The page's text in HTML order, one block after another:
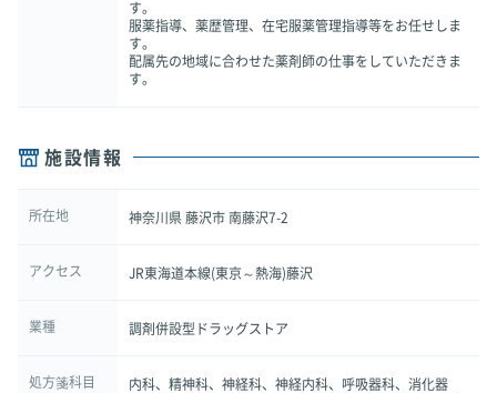
す。
服薬指導、薬歴管理、在宅服薬管理指導等をお任せしま
す。
配属先の地域に合わせた薬剤師の仕事をしていただきま
す。
施設情報
所在地 神奈川県 藤沢市 南藤沢7-2
アクセス JR東海道本線(東京～熱海)藤沢
業種 調剤併設型ドラッグストア
処方箋科目
内科、精神科、神経科、神経内科、呼吸器科、消化器